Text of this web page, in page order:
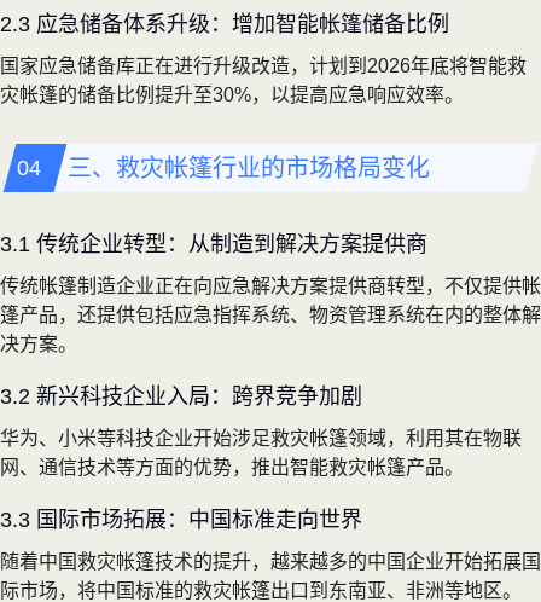
2.3 应急储备体系升级：增加智能帐篷储备比例
国家应急储备库正在进行升级改造，计划到2026年底将智能救
灾帐篷的储备比例提升至30%，以提高应急响应效率。
三、救灾帐篷行业的市场格局变化
3.1 传统企业转型：从制造到解决方案提供商
传统帐篷制造企业正在向应急解决方案提供商转型，不仅提供帐
篷产品，还提供包括应急指挥系统、物资管理系统在内的整体解
决方案。
3.2 新兴科技企业入局：跨界竞争加剧
华为、小米等科技企业开始涉足救灾帐篷领域，利用其在物联
网、通信技术等方面的优势，推出智能救灾帐篷产品。
3.3 国际市场拓展：中国标准走向世界
随着中国救灾帐篷技术的提升，越来越多的中国企业开始拓展国
际市场，将中国标准的救灾帐篷出口到东南亚、非洲等地区。